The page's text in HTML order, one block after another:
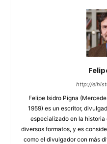
http://
Felipe Isidro Pigna
1959) es un escritor,
especializado en la historia
diversos formatos, y es
como el divulgador con más